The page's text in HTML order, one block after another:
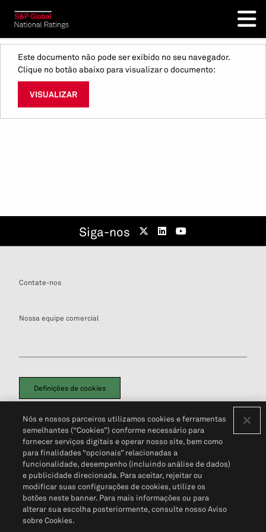
Este documento não pode ser exibido no seu navegador.
Clique no botão abaixo para visualizar o documento:
VISUALIZAR
Siga-nos
Contate-nos
Nossa equipe comercial
Definições de cookies
Política de PrivacidadePortal de privacidade do cliente (em inglês)
Não Venda Minhas Informações Pessoais© 2026 S&P Global
Nós e nossos parceiros utilizamos cookies e ferramentas
semelhantes (“Cookies”) conforme necessário para
fornecer serviços digitais e operar nosso site, bem como
para finalidades “opcionais” relacionadas a
funcionalidade, desempenho (incluindo análise de dados)
e publicidade direcionada. Para aceitar, rejeitar ou
modificar suas configurações de cookies, utilize os
botões neste banner. Para mais informações ou para
alterar sua escolha posteriormente, consulte nosso Aviso
sobre Cookies.